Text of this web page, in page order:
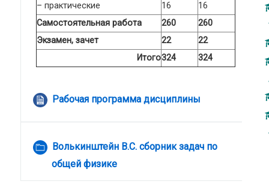
– практические
16
16
Самостоятельная работа
260
260
Экзамен, зачет
22
22
Итого324 324
Рабочая программа дисциплины
Файл
Волькинштейн В.С. сборник задач по
общей физике
Папка